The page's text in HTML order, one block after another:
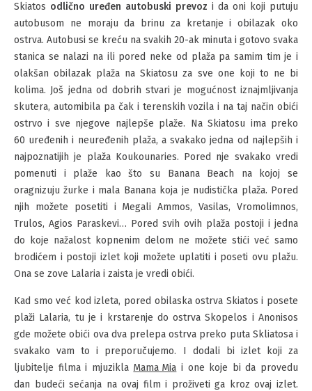
Skiatos odlično uređen autobuski prevoz i da oni koji putuju
autobusom ne moraju da brinu za kretanje i obilazak oko
ostrva. Autobusi se kreću na svakih 20-ak minuta i gotovo svaka
stanica se nalazi na ili pored neke od plaža pa samim tim je i
olakšan obilazak plaža na Skiatosu za sve one koji to ne bi
kolima. Još jedna od dobrih stvari je mogućnost iznajmljivanja
skutera, automibila pa čak i terenskih vozila i na taj način obići
ostrvo i sve njegove najlepše plaže. Na Skiatosu ima preko
60 uređenih i neuređenih plaža, a svakako jedna od najlepših i
najpoznatijih je plaža Koukounaries. Pored nje svakako vredi
pomenuti i plaže kao što su Banana Beach na kojoj se
oragnizuju žurke i mala Banana koja je nudistička plaža. Pored
njih možete posetiti i Megali Ammos, Vasilas, Vromolimnos,
Trulos, Agios Paraskevi… Pored svih ovih plaža postoji i jedna
do koje nažalost kopnenim delom ne možete stići već samo
brodićem i postoji izlet koji možete uplatiti i poseti ovu plažu.
Ona se zove Lalaria i zaista je vredi obići.
Kad smo već kod izleta, pored obilaska ostrva Skiatos i posete
plaži Lalaria, tu je i krstarenje do ostrva Skopelos i Anonisos
gde možete obići ova dva prelepa ostrva preko puta Skliatosa i
svakako vam to i preporučujemo. I dodali bi izlet koji za
ljubitelje filma i mjuzikla Mama Mia i one koje bi da provedu
dan budeći sećanja na ovaj film i proživeti ga kroz ovaj izlet.